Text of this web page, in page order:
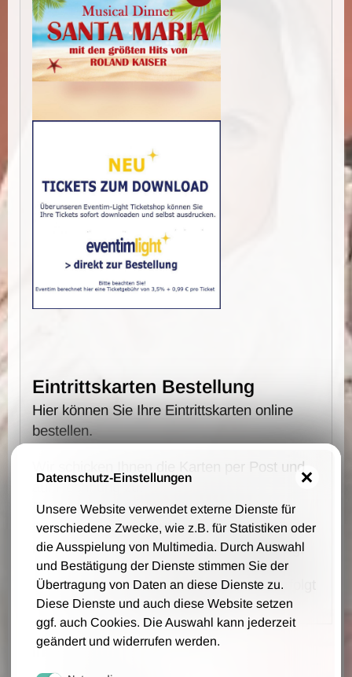
Eintrittskarten Bestellung
Hier können Sie Ihre Eintrittskarten online
bestellen.
Wir schicken Ihnen die Karten per Post und
auf Rechnung zu.
Es fallen keine Vorverkaufs- und
Bearbeitungsgebühren an - wir berechnen
lediglich 1,00 € Portokosten pro Bestellung.
Die Bestellung, Lieferung und Zahlung erfolgt
auf Grundlage unserer AGB.
Ihre Daten
Datenschutz-Einstellungen
Unsere Website verwendet externe Dienste für
verschiedene Zwecke, wie z.B. für Statistiken oder
die Ausspielung von Multimedia. Durch Auswahl
und Bestätigung der Dienste stimmen Sie der
Übertragung von Daten an diese Dienste zu.
Diese Dienste und auch diese Website setzen
ggf. auch Cookies. Die Auswahl kann jederzeit
geändert und widerrufen werden.